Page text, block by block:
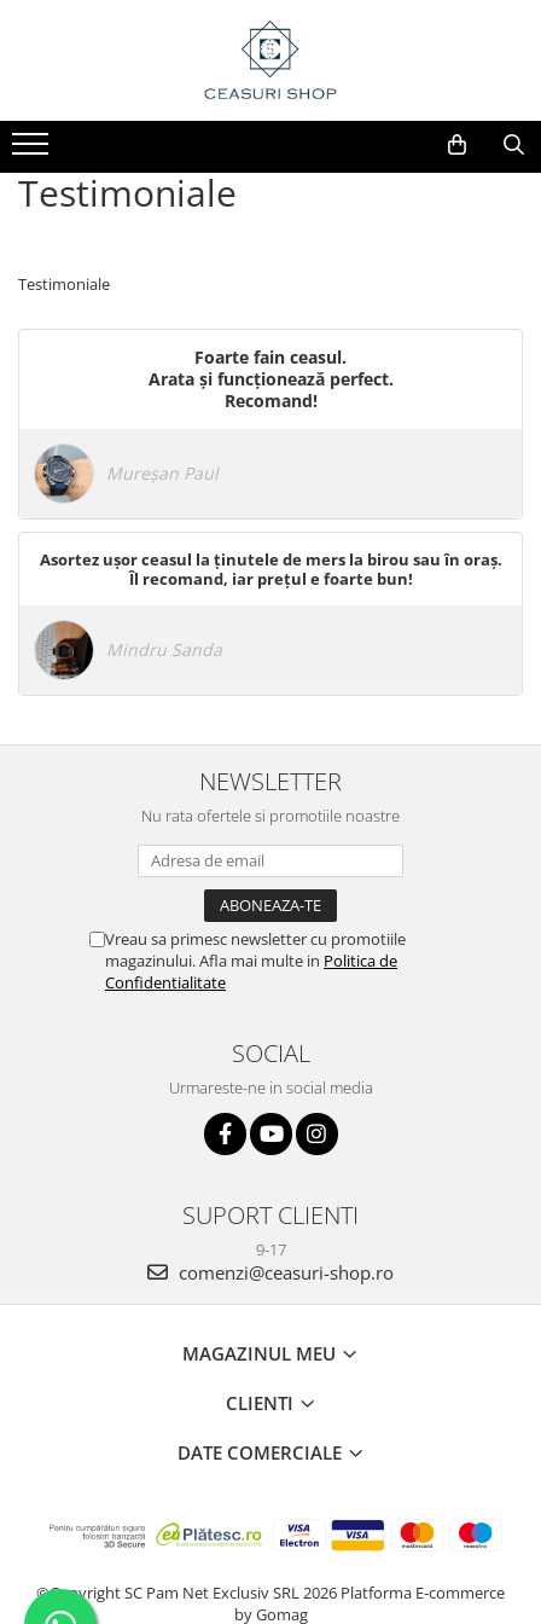
Testimoniale
Testimoniale
Foarte fain ceasul.
Arata și funcționează perfect.
Recomand!
Mureșan Paul
Asortez ușor ceasul la ținutele de mers la birou sau în oraș.
Îl recomand, iar prețul e foarte bun!
Mindru Sanda
NEWSLETTER
Nu rata ofertele si promotiile noastre
Vreau sa primesc newsletter cu promotiile
magazinului. Afla mai multe in Politica de
Confidentialitate
SOCIAL
Urmareste-ne in social media
SUPORT CLIENTI
9-17
comenzi@ceasuri-shop.ro
MAGAZINUL MEU
CLIENTI
DATE COMERCIALE
©Copyright SC Pam Net Exclusiv SRL 2026 Platforma E-commerce
by Gomag